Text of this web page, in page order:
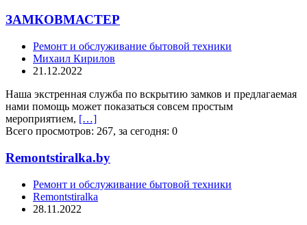
ЗАМКОВМАСТЕР
Ремонт и обслуживание бытовой техники
Михаил Кирилов
21.12.2022
Наша экстренная служба по вскрытию замков и предлагаемая
нами помощь может показаться совсем простым
мероприятием, […]
Всего просмотров: 267, за сегодня: 0
Remontstiralka.by
Ремонт и обслуживание бытовой техники
Remontstiralka
28.11.2022